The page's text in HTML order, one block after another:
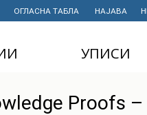
ОГЛАСНА ТАБЛА НАЈАВА
УПИСИ
СТУДИИ
Proofs